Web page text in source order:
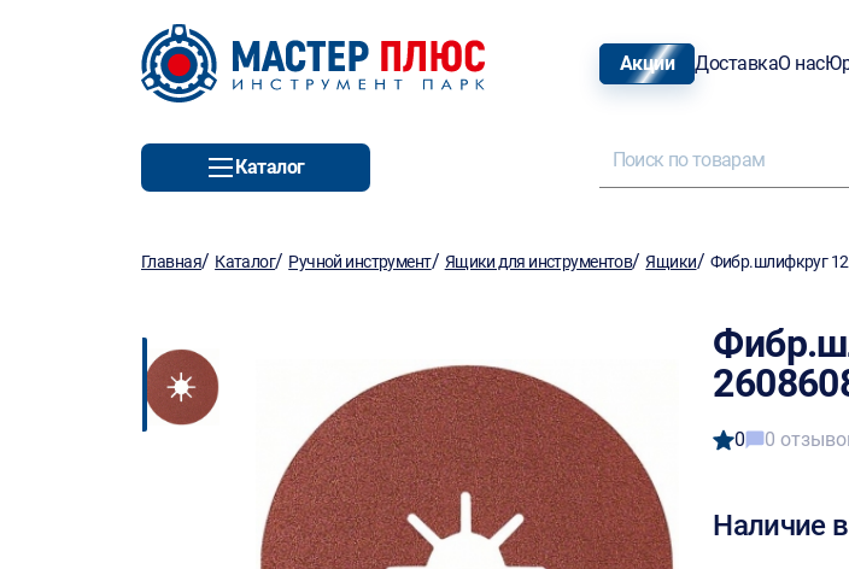
Акции ДоставкаО нас
Каталог
Главная/ Каталог/ Ручной инструмент/ Ящики для инструментов/Ящики/ Фибр.шлифкруг
0 0
Наличие